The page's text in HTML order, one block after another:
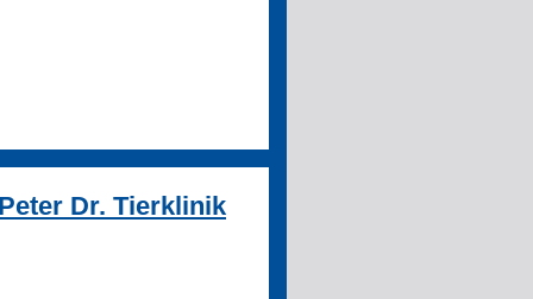
Dr. Tierklinik